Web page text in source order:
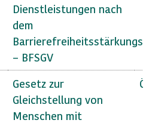
Dienstleistungen nach
dem
– BFSGV
Gesetz zur
Gleichstellung von
Menschen mit